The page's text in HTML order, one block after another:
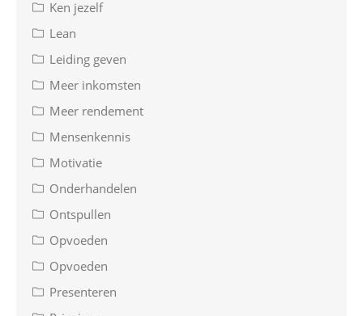
Ken jezelf
Lean
Leiding geven
Meer inkomsten
Meer rendement
Mensenkennis
Motivatie
Onderhandelen
Ontspullen
Opvoeden
Opvoeden
Presenteren